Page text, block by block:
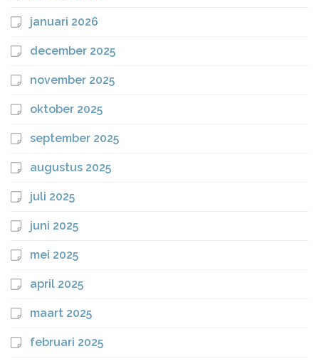
januari 2026
december 2025
november 2025
oktober 2025
september 2025
augustus 2025
juli 2025
juni 2025
mei 2025
april 2025
maart 2025
februari 2025